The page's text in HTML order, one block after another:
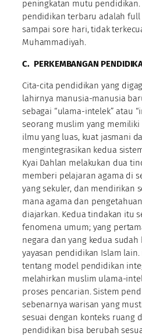
peningkatan mutu pendidikan.
pendidikan terbaru adalah full
sampai sore hari, tidak
Muhammadiyah.
C. PERKEMBANGAN
Cita-cita pendidikan yang
lahirnya manusia-manusia
sebagai “ulama-intelek” atau
seorang muslim yang
ilmu yang luas, kuat jasmani
mengintegrasikan kedua
Kyai Dahlan melakukan dua
memberi pelajaran agama di
yang sekuler, dan mendirikan
mana agama dan
diajarkan. Kedua tindakan itu
fenomena umum; yang
negara dan yang kedua
yayasan pendidikan Islam lain.
tentang model pendidikan
melahirkan muslim ulama-
proses pencarian. Sistem
sebenarnya warisan yang
sesuai dengan konteks ruang
pendidikan bisa berubah